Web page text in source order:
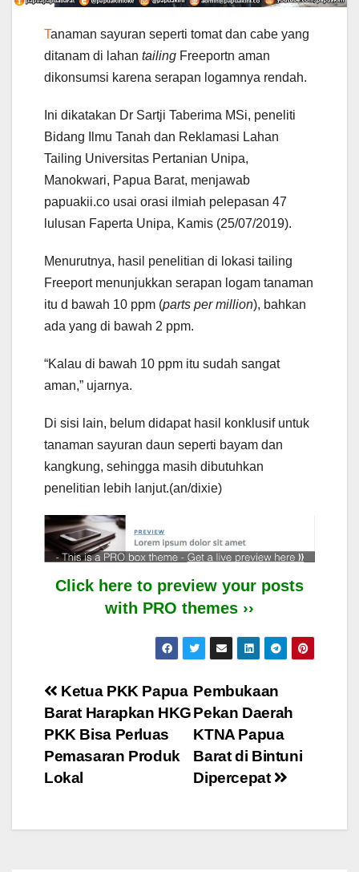
Tanaman sayuran seperti tomat dan cabe yang
ditanam di lahan tailing Freeportn aman
dikonsumsi karena serapan logamnya rendah.
Ini dikatakan Dr Sartji Taberima MSi, peneliti
Bidang Ilmu Tanah dan Reklamasi Lahan
Tailing Universitas Pertanian Unipa,
Manokwari, Papua Barat, menjawab
papuakii.co usai orasi ilmiah pelepasan 47
lulusan Faperta Unipa, Kamis (25/07/2019).
Menurutnya, hasil penelitian di lokasi tailing
Freeport menunjukkan serapan logam tanaman
itu d bawah 10 ppm (parts per million), bahkan
ada yang di bawah 2 ppm.
“Kalau di bawah 10 ppm itu sudah sangat
aman,” ujarnya.
Di sisi lain, belum didapat hasil konklusif untuk
tanaman sayuran daun seperti bayam dan
kangkung, sehingga masih dibutuhkan
penelitian lebih lanjut.(an/dixie)
Click here to preview your posts
with PRO themes ››
Post
navigation
Pembukaan
Pekan Daerah
KTNA Papua
Barat di Bintuni
Dipercepat
Ketua PKK Papua
Barat Harapkan HKG
PKK Bisa Perluas
Pemasaran Produk
Lokal